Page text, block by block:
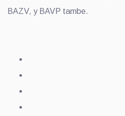
BAZV, y BAVP tambe.